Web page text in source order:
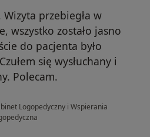
przebiegła w
wszystko zostało jasno
do pacjenta było
się wysłuchany i
Polecam.
Logopedyczny i Wspierania